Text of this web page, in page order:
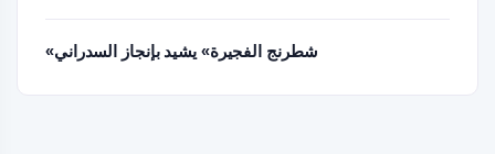
«شطرنج الفجيرة» يشيد بإنجاز السدراني